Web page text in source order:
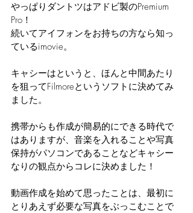
やっぱりダントツはアドビ製のPremium
Pro！
続いてアイフォンをお持ちの方なら知っ
ているimovie。
キャシーはというと、ほんと中間あたり
を狙ってFilmoreというソフトに決めてみ
ました。
携帯からも作成が簡易的にできる時代で
はありますが、音楽を入れることや写真
保持がパソコンであることなどキャシー
なりの観点からコレに決めました！
動画作成を始めて思ったことは、最初に
とりあえず必要な写真をぶっこむことで